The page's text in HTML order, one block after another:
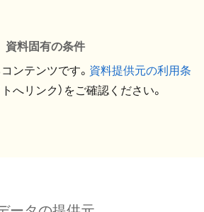
資料固有の条件
ンテンツです。 資料提供元の利用条
トへリンク）をご確認ください。